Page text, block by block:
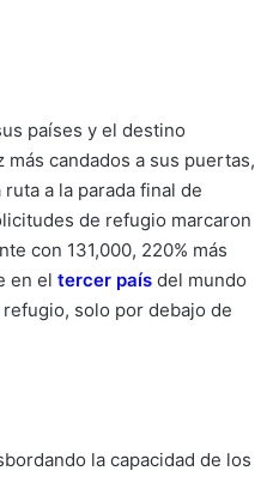
países y el destino
candados a sus puertas,
a la parada final de
de refugio marcaron
con 131,000, 220% más
en el tercer país del mundo
solo por debajo de
la capacidad de los